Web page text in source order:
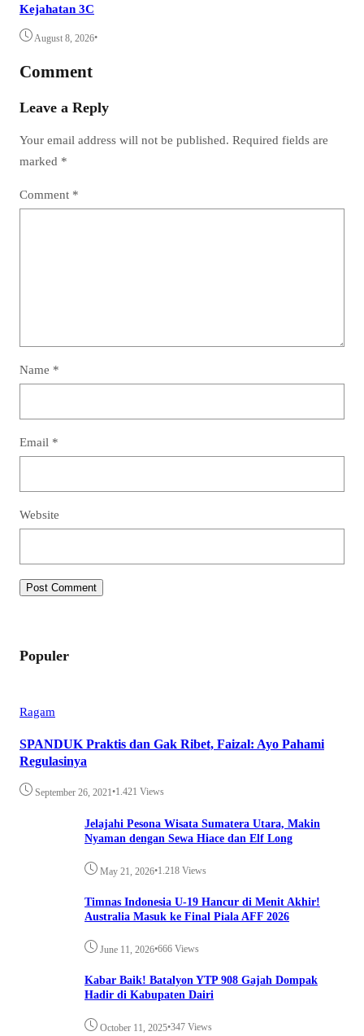
Kejahatan 3C
August 8, 2026•
Comment
Leave a Reply
Your email address will not be published. Required fields are
marked *
Comment *
Name *
Email *
Website
Populer
Ragam
SPANDUK Praktis dan Gak Ribet, Faizal: Ayo Pahami
Regulasinya
September 26, 2021•1.421 Views
Jelajahi Pesona Wisata Sumatera Utara, Makin
Nyaman dengan Sewa Hiace dan Elf Long
May 21, 2026•1.218 Views
Timnas Indonesia U-19 Hancur di Menit Akhir!
Australia Masuk ke Final Piala AFF 2026
June 11, 2026•666 Views
Kabar Baik! Batalyon YTP 908 Gajah Dompak
Hadir di Kabupaten Dairi
October 11, 2025•347 Views